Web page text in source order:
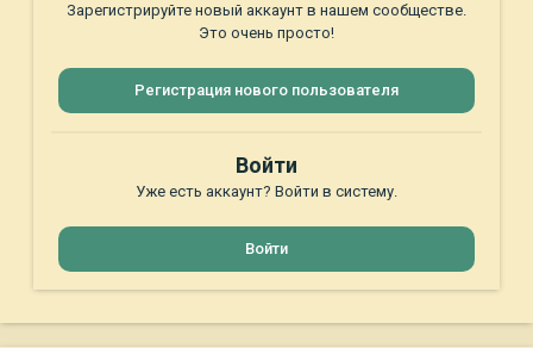
Зарегистрируйте новый аккаунт в нашем сообществе.
Это очень просто!
Регистрация нового пользователя
Войти
Уже есть аккаунт? Войти в систему.
Войти